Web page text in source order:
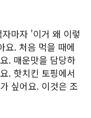
마자 '이거 왜 이렇
요. 처음 먹을 때에
. 매운맛을 담당하
. 핫치킨 토핑에서
싶어요. 이것은 조